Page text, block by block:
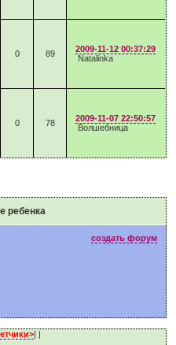
0 89
2009-11-12 00:37:29
Natalinka
0 78
2009-11-07 22:50:57
Волшебница
ребенка
создать форум
| |